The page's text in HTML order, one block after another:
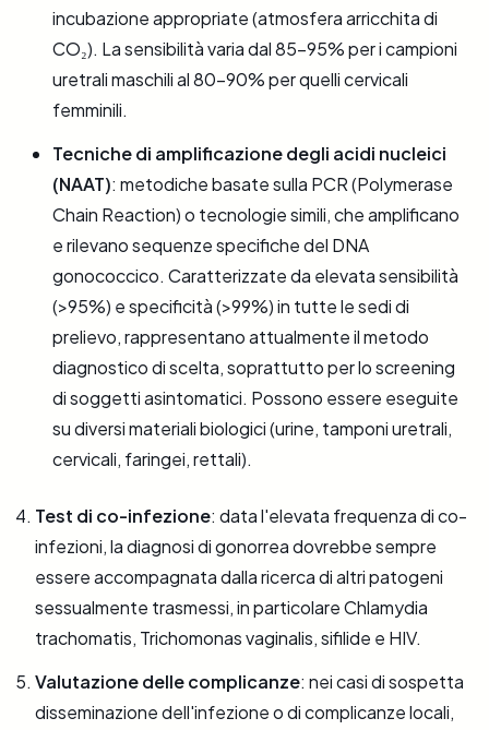
incubazione appropriate (atmosfera arricchita di
CO₂). La sensibilità varia dal 85-95% per i campioni
uretrali maschili al 80-90% per quelli cervicali
femminili.
Tecniche di amplificazione degli acidi nucleici
(NAAT): metodiche basate sulla PCR (Polymerase
Chain Reaction) o tecnologie simili, che amplificano
e rilevano sequenze specifiche del DNA
gonococcico. Caratterizzate da elevata sensibilità
(>95%) e specificità (>99%) in tutte le sedi di
prelievo, rappresentano attualmente il metodo
diagnostico di scelta, soprattutto per lo screening
di soggetti asintomatici. Possono essere eseguite
su diversi materiali biologici (urine, tamponi uretrali,
cervicali, faringei, rettali).
Test di co-infezione: data l'elevata frequenza di co-
infezioni, la diagnosi di gonorrea dovrebbe sempre
essere accompagnata dalla ricerca di altri patogeni
sessualmente trasmessi, in particolare Chlamydia
trachomatis, Trichomonas vaginalis, sifilide e HIV.
Valutazione delle complicanze: nei casi di sospetta
disseminazione dell'infezione o di complicanze locali,